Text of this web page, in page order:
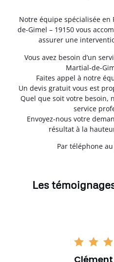
Notre équipe spécialisée en
de-Gimel – 19150 vous
assurer une
Vous avez besoin d’un
Martial-de-
Faites appel à notre
Un devis gratuit vous est
Quel que soit votre besoin,
service
Envoyez-nous votre
résultat à la
Par téléphone au
Les